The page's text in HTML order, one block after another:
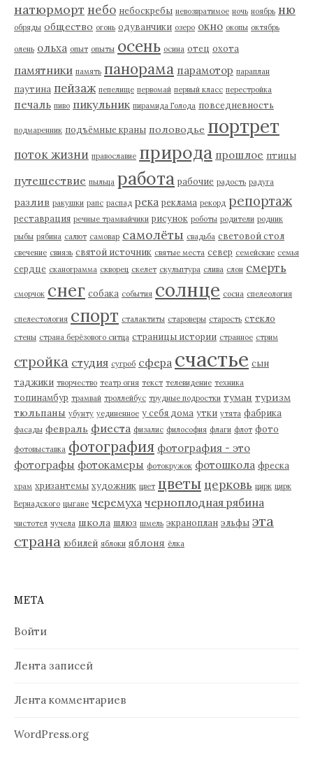
натюрморт небо небоскребы невозвратимое ночь ноябрь ню
обряды общество огонь одуванчики озеро окно окопы октябрь
олень ольха опыт опыты осень осина отец охота
памятники память панорама парамотор параплан
паутина пейзаж пепелище первомай первый класс перестройка
печаль пиво пикульник пирамида Голода повседневность
подмаренник подъёмные краны половодье портрет
поток жизни православие природа прошлое птицы
путешествие пыльца работа рабочие радость радуга
разлив ракушки рапс распад река реклама рекорд репортаж
реставрация речные трамвайчики рисунок роботы родители родник
рыбы рябина салют самовар самолёты свадьба световой стол
свечение свиязь святой источник святые места север семейские семья
сердце сканограмма скворец скелет скульптура слива слон смерть
сморчок снег собака события солнце сосна спелеология
спелестология спорт сталактиты староверы старость стекло
стены страна берёзового ситца страницы истории странное стрим
стройка студия сугроб сфера счастье сын
таджики творчество театр огня текст телевидение техника
топинамбур трамвай троллейбус трудные подростки туман туризм
тюльпаны убунту уединенное у себя дома утки утята фабрика
фасады февраль фиеста физалис философия флаги флот фото
фотовыставка фотография фотография - это
фотографы фотокамеры фотокружок фотошкола фреска
храм хризантемы художник цвет цветы церковь цирк цирк
Вернадского цыгане черемуха черноплодная рябина
чистотел чучела школа шлюз шмель экраноплан эльфы эта
страна юбилей яблоки яблоня ёлка
МЕТА
Войти
Лента записей
Лента комментариев
WordPress.org